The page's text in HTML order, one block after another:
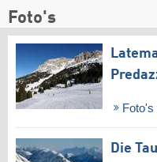
Foto's
Foto's
Die